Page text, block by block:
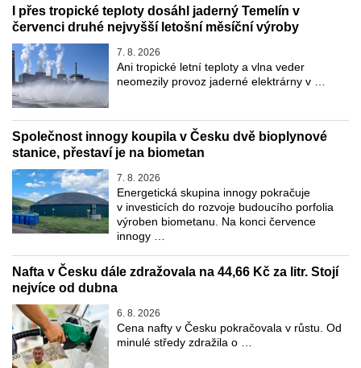
I přes tropické teploty dosáhl jaderný Temelín v
červenci druhé nejvyšší letošní měsíční výroby
7. 8. 2026
Ani tropické letní teploty a vlna veder
neomezily provoz jaderné elektrárny v …
Společnost innogy koupila v Česku dvě bioplynové
stanice, přestaví je na biometan
7. 8. 2026
Energetická skupina innogy pokračuje
v investicích do rozvoje budoucího porfolia
výroben biometanu. Na konci července
innogy …
Nafta v Česku dále zdražovala na 44,66 Kč za litr. Stojí
nejvíce od dubna
6. 8. 2026
Cena nafty v Česku pokračovala v růstu. Od
minulé středy zdražila o …